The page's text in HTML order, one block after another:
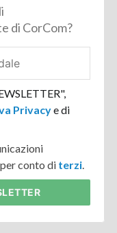
di CorCom?
Privacye di
conto di terzi.